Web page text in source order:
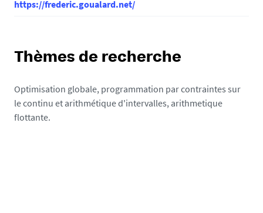
https://frederic.goualard.net/
Thèmes de recherche
Optimisation globale, programmation par contraintes sur
le continu et arithmétique d'intervalles, arithmetique
flottante.